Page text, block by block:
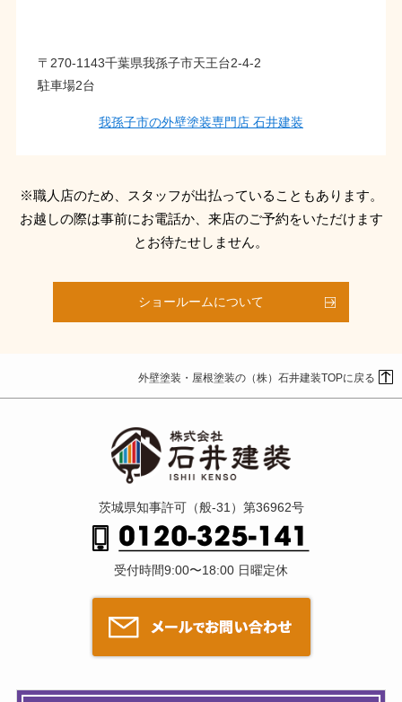
〒270-1143千葉県我孫子市天王台2-4-2
駐車場2台
我孫子市の外壁塗装専門店 石井建装
※職人店のため、スタッフが出払っていることもあります。
お越しの際は事前にお電話か、来店のご予約をいただけます
とお待たせしません。
ショールームについて
外壁塗装・屋根塗装の（株）石井建装TOPに戻る
茨城県知事許可（般-31）第36962号
受付時間9:00〜18:00 日曜定休